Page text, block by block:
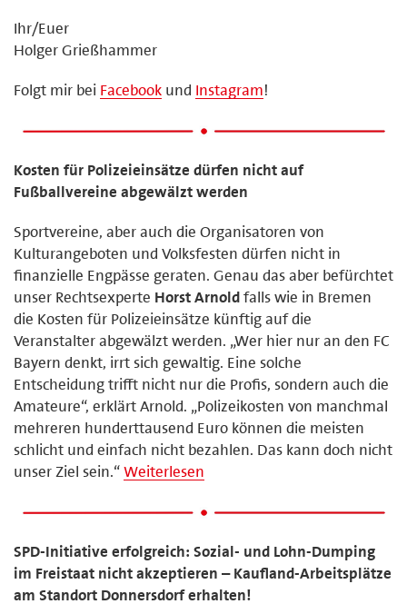
Ihr/Euer
Holger Grießhammer
Folgt mir bei Facebook und Instagram!
Kosten für Polizeieinsätze dürfen nicht auf
Fußballvereine abgewälzt werden
Sportvereine, aber auch die Organisatoren von
Kulturangeboten und Volksfesten dürfen nicht in
finanzielle Engpässe geraten. Genau das aber befürchtet
unser Rechtsexperte Horst Arnoldfalls wie in Bremen
die Kosten für Polizeieinsätze künftig auf die
Veranstalter abgewälzt werden. „Wer hier nur an den FC
Bayern denkt, irrt sich gewaltig. Eine solche
Entscheidung trifft nicht nur die Profis, sondern auch die
Amateure“, erklärt Arnold. „Polizeikosten von manchmal
mehreren hunderttausend Euro können die meisten
schlicht und einfach nicht bezahlen. Das kann doch nicht
unser Ziel sein.“Weiterlesen
SPD-Initiative erfolgreich: Sozial- und Lohn-Dumping
im Freistaat nicht akzeptieren – Kaufland-Arbeitsplätze
am Standort Donnersdorf erhalten!